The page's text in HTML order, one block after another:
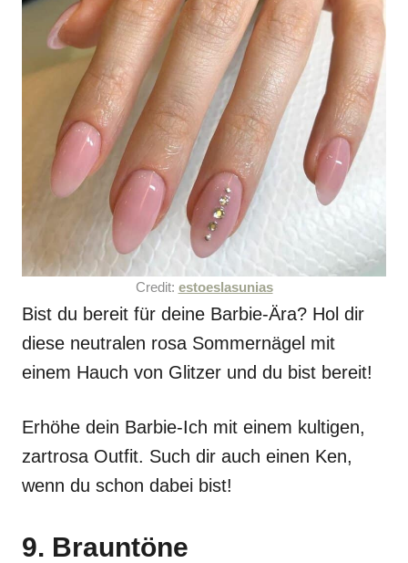
Credit: estoeslasunias
Bist du bereit für deine Barbie-Ära? Hol dir
diese neutralen rosa Sommernägel mit
einem Hauch von Glitzer und du bist bereit!
Erhöhe dein Barbie-Ich mit einem kultigen,
zartrosa Outfit. Such dir auch einen Ken,
wenn du schon dabei bist!
9. Brauntöne